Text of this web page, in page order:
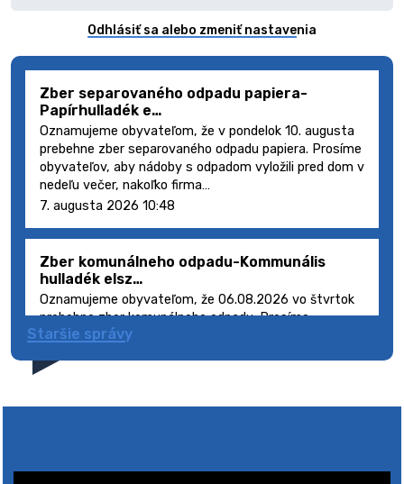
Odhlásiť sa alebo zmeniť nastavenia
Zber separovaného odpadu papiera-
Papírhulladék e…
Oznamujeme obyvateľom, že v pondelok 10. augusta
prebehne zber separovaného odpadu papiera. Prosíme
obyvateľov, aby nádoby s odpadom vyložili pred dom v
nedeľu večer, nakoľko firma…
7. augusta 2026 10:48
Zber komunálneho odpadu-Kommunális
hulladék elsz…
Oznamujeme obyvateľom, že 06.08.2026 vo štvrtok
prebehne zber komunálneho odpadu. Prosíme
obyvateľov, aby smetné nádoby s odpadom vyložili
5. augusta 2026 08:41
Staršie správy